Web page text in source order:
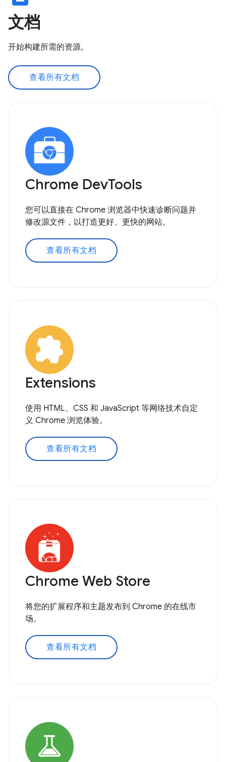
文档
开始构建所需的资源。
查看所有文档
Chrome DevTools
您可以直接在 Chrome 浏览器中快速诊断问题并
修改源文件，以打造更好、更快的网站。
查看所有文档
Extensions
使用 HTML、CSS 和 JavaScript 等网络技术自定
义 Chrome 浏览体验。
查看所有文档
Chrome Web Store
将您的扩展程序和主题发布到 Chrome 的在线市
场。
查看所有文档